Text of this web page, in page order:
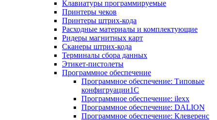
Клавиатуры программируемые
Принтеры чеков
Принтеры штрих-кода
Расходные материалы и комплектующие
Ридеры магнитных карт
Сканеры штрих-кода
Терминалы сбора данных
Этикет-пистолеты
Программное обеспечение
Программное обеспечение: Типовые
конфигруации1С
Программное обеспечение: ilexx
Программное обеспечение: DALION
Программное обеспечение: Клеверенс